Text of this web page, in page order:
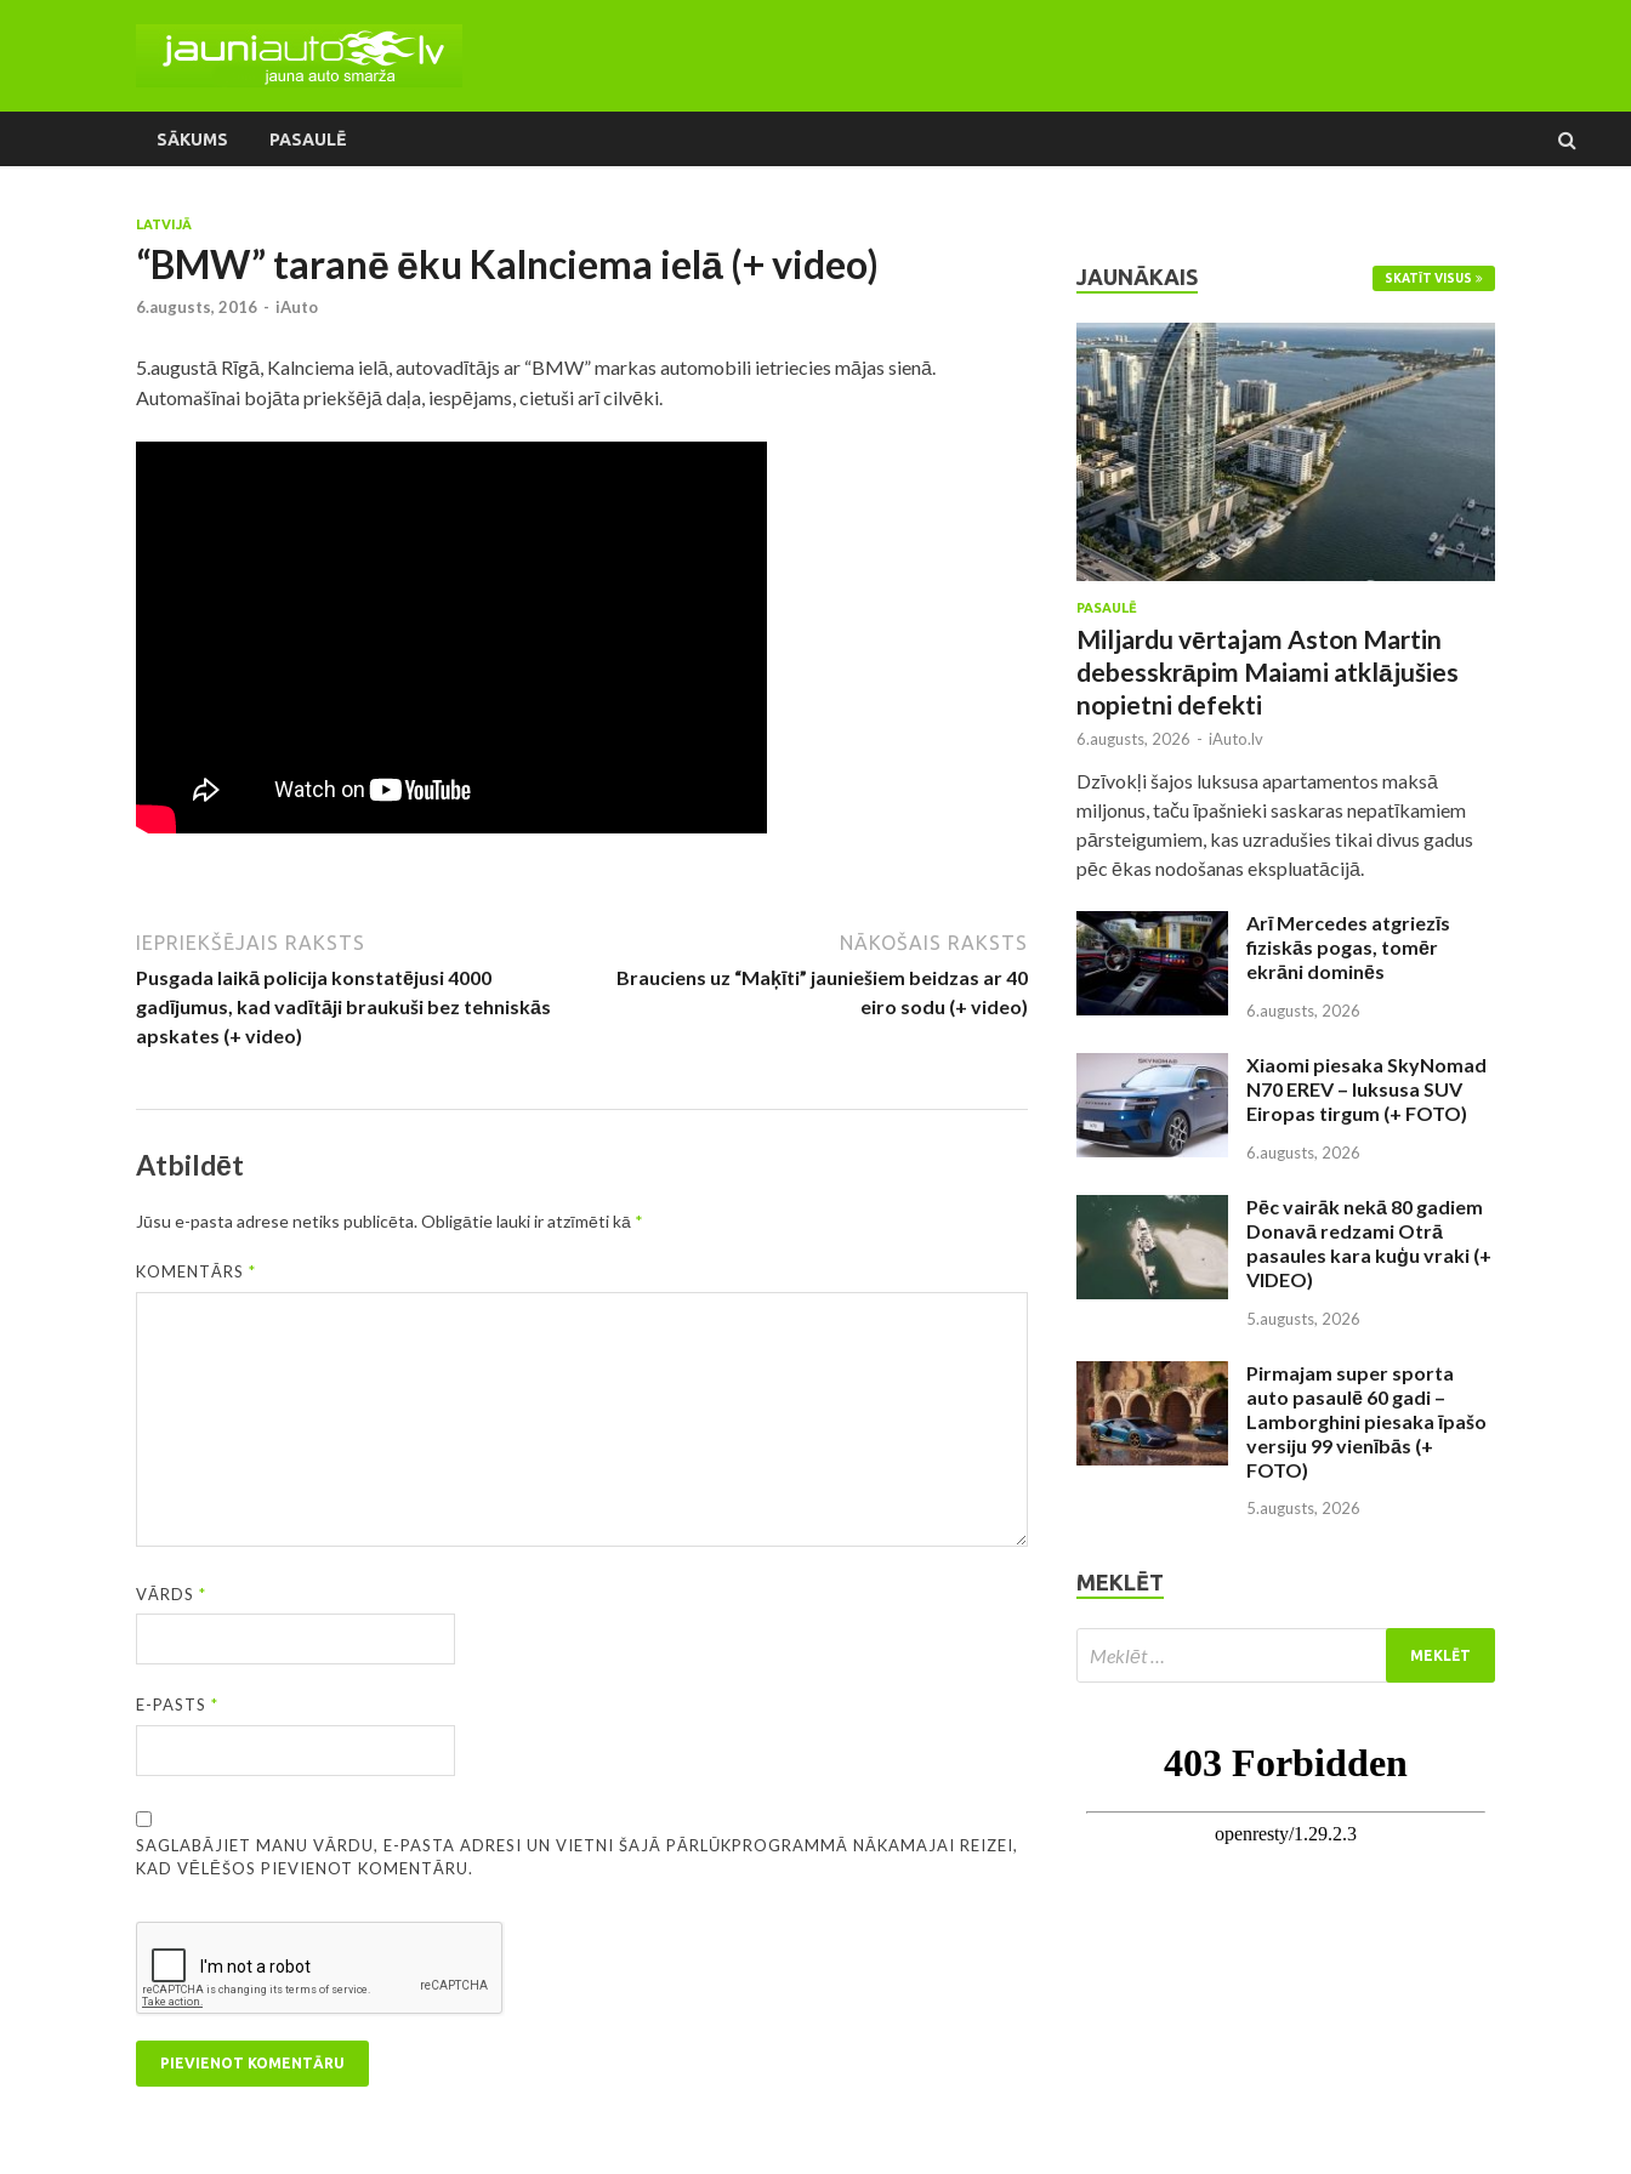
SĀKUMS PASAULĒ
LATVIJĀ
“BMW” taranē ēku Kalnciema ielā (+ video)
6.augusts, 2016 - iAuto
5.augustā Rīgā, Kalnciema ielā, autovadītājs ar “BMW” markas automobili ietriecies mājas sienā.
Automašīnai bojāta priekšējā daļa, iespējams, cietuši arī cilvēki.
IEPRIEKŠĒJAIS RAKSTS
Pusgada laikā policija konstatējusi 4000
gadījumus, kad vadītāji braukuši bez tehniskās
apskates (+ video)
NĀKOŠAIS RAKSTS
Brauciens uz “Maķīti” jauniešiem beidzas ar 40
eiro sodu (+ video)
Atbildēt
Jūsu e-pasta adrese netiks publicēta.Obligātie lauki ir atzīmēti kā *
KOMENTĀRS*
VĀRDS*
E-PASTS*
SAGLABĀJIET MANU VĀRDU, E-PASTA ADRESI UN VIETNI ŠAJĀ PĀRLŪKPROGRAMMĀ NĀKAMAJAI REIZEI,
KAD VĒLĒŠOS PIEVIENOT KOMENTĀRU.
JAUNĀKAIS SKATĪT VISUS
PASAULĒ
Miljardu vērtajam Aston Martin
debesskrāpim Maiami atklājušies
nopietni defekti
6.augusts, 2026 - iAuto.lv
Dzīvokļi šajos luksusa apartamentos maksā
miljonus, taču īpašnieki saskaras nepatīkamiem
pārsteigumiem, kas uzradušies tikai divus gadus
pēc ēkas nodošanas ekspluatācijā.
Arī Mercedes atgriezīs
fiziskās pogas, tomēr
ekrāni dominēs
6.augusts, 2026
Xiaomi piesaka SkyNomad
N70 EREV – luksusa SUV
Eiropas tirgum (+ FOTO)
6.augusts, 2026
Pēc vairāk nekā 80 gadiem
Donavā redzami Otrā
pasaules kara kuģu vraki (+
VIDEO)
5.augusts, 2026
Pirmajam super sporta
auto pasaulē 60 gadi –
Lamborghini piesaka īpašo
versiju 99 vienībās (+
FOTO)
5.augusts, 2026
MEKLĒT